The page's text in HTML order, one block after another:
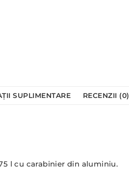
SUPLIMENTARE RECENZII (0)
l cu carabinier din aluminiu.